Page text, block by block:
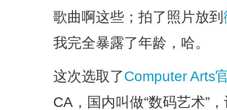
歌曲啊这些；拍了照片放到
我完全暴露了年龄，哈。
这次选取了Computer Arts
CA，国内叫做“数码艺术”